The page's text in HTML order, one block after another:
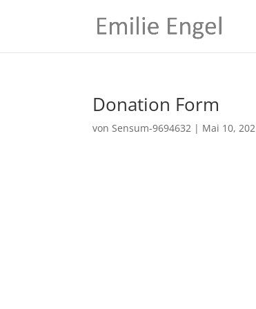
Donation Form
vonSensum-9694632 | Mai 10,